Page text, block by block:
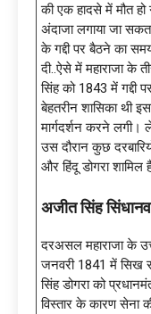
की एक हादसे में मौत हो
अंदाजा लगाया जा
के गद्दी पर बैठने का
दी..ऐसे में महाराजा के
सिंह को 1843 में गद्दी
बेहतरीन शासिका थी
मार्गदर्शन करने लगी।
उस दौरान कुछ
और हिंदू डोगरा शामिल
अजीत सिंह
दरअसल महाराजा के
जनवरी 1841 में सिख
सिंह डोगरा को
विस्तार के कारण सेना